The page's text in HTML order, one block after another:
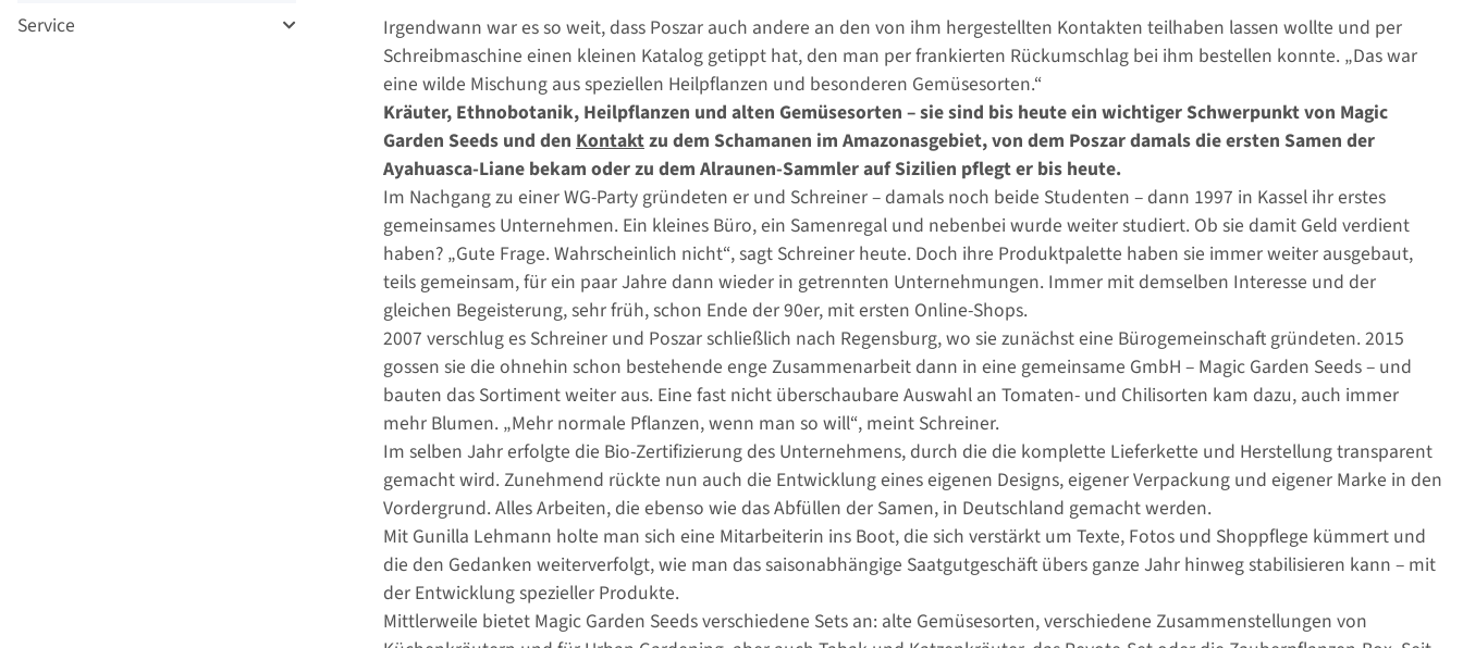
Irgendwann war es so weit, dass Poszar auch andere an den von ihm hergestellten Kontakten teilhaben lassen wollte und per
Schreibmaschine einen kleinen Katalog getippt hat, den man per frankierten Rückumschlag bei ihm bestellen konnte. „Das war
eine wilde Mischung aus speziellen Heilpflanzen und besonderen Gemüsesorten.“
Kräuter, Ethnobotanik, Heilpflanzen und alten Gemüsesorten – sie sind bis heute ein wichtiger Schwerpunkt von Magic
Garden Seeds und den Kontaktzu dem Schamanen im Amazonasgebiet, von dem Poszar damals die ersten Samen der
Ayahuasca-Liane bekam oder zu dem Alraunen-Sammler auf Sizilien pflegt er bis heute.
Im Nachgang zu einer WG-Party gründeten er und Schreiner – damals noch beide Studenten – dann 1997 in Kassel ihr erstes
gemeinsames Unternehmen. Ein kleines Büro, ein Samenregal und nebenbei wurde weiter studiert. Ob sie damit Geld verdient
haben? „Gute Frage. Wahrscheinlich nicht“, sagt Schreiner heute. Doch ihre Produktpalette haben sie immer weiter ausgebaut,
teils gemeinsam, für ein paar Jahre dann wieder in getrennten Unternehmungen. Immer mit demselben Interesse und der
gleichen Begeisterung, sehr früh, schon Ende der 90er, mit ersten Online-Shops.
2007 verschlug es Schreiner und Poszar schließlich nach Regensburg, wo sie zunächst eine Bürogemeinschaft gründeten. 2015
gossen sie die ohnehin schon bestehende enge Zusammenarbeit dann in eine gemeinsame GmbH – Magic Garden Seeds – und
bauten das Sortiment weiter aus. Eine fast nicht überschaubare Auswahl an Tomaten- und Chilisorten kam dazu, auch immer
mehr Blumen. „Mehr normale Pflanzen, wenn man so will“, meint Schreiner.
Im selben Jahr erfolgte die Bio-Zertifizierung des Unternehmens, durch die die komplette Lieferkette und Herstellung transparent
gemacht wird. Zunehmend rückte nun auch die Entwicklung eines eigenen Designs, eigener Verpackung und eigener Marke in den
Vordergrund. Alles Arbeiten, die ebenso wie das Abfüllen der Samen, in Deutschland gemacht werden.
Mit Gunilla Lehmann holte man sich eine Mitarbeiterin ins Boot, die sich verstärkt um Texte, Fotos und Shoppflege kümmert und
die den Gedanken weiterverfolgt, wie man das saisonabhängige Saatgutgeschäft übers ganze Jahr hinweg stabilisieren kann – mit
der Entwicklung spezieller Produkte.
Mittlerweile bietet Magic Garden Seeds verschiedene Sets an: alte Gemüsesorten, verschiedene Zusammenstellungen von
Service